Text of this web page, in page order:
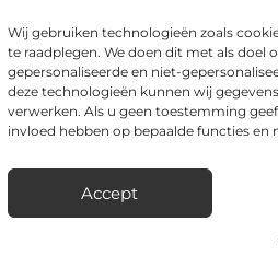
Wij gebruiken technologieën zoals
te raadplegen. We doen dit met als doel
gepersonaliseerde en niet-
deze technologieën kunnen wij
verwerken. Als u geen toestemming
invloed hebben op bepaalde functies en
Accept
Dalen verkrijgbaar als
goed afleesbaar.
1 en is CE-gecertificeerd, en
op gemeentelijke wegen,
uit voorraad leverbaar,